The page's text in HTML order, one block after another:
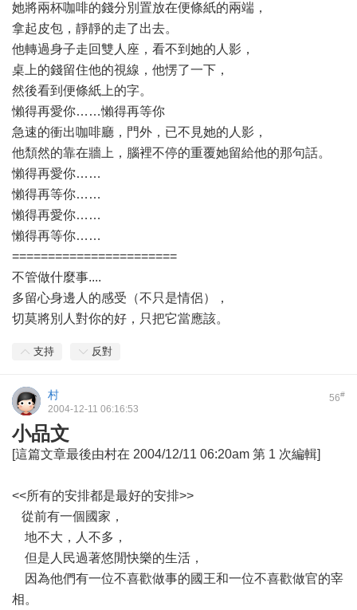
她將兩杯咖啡的錢分別置放在便條紙的兩端，
拿起皮包，靜靜的走了出去。
他轉過身子走回雙人座，看不到她的人影，
桌上的錢留住他的視線，他愣了一下，
然後看到便條紙上的字。
懶得再愛你……懶得再等你
急速的衝出咖啡廳，門外，已不見她的人影，
他頹然的靠在牆上，腦裡不停的重覆她留給他的那句話。
懶得再愛你……
懶得再等你……
懶得再愛你……
懶得再等你……
=======================
不管做什麼事....
多留心身邊人的感受（不只是情侶），
切莫將別人對你的好，只把它當應該。
支持 反對
56#
村
2004-12-11 06:16:53
小品文
[這篇文章最後由村在 2004/12/11 06:20am 第 1 次編輯]
<<所有的安排都是最好的安排>>
從前有一個國家，
地不大，人不多，
但是人民過著悠閒快樂的生活，
因為他們有一位不喜歡做事的國王和一位不喜歡做官的宰
相。